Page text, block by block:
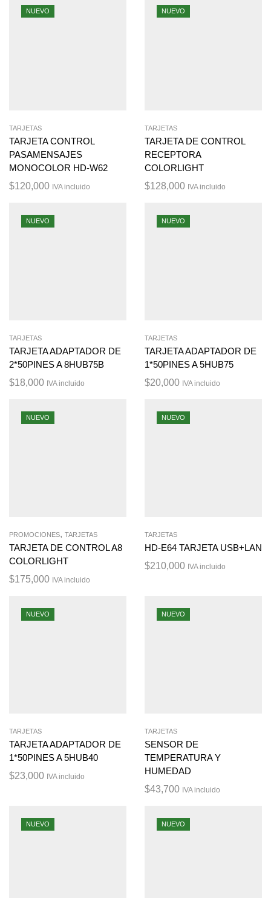
NUEVO
TARJETAS
TARJETA CONTROL
PASAMENSAJES
MONOCOLOR HD-W62
$120,000 IVA incluido
NUEVO
TARJETAS
TARJETA DE CONTROL
RECEPTORA
COLORLIGHT
$128,000 IVA incluido
NUEVO
TARJETAS
TARJETA ADAPTADOR DE
2*50PINES A 8HUB75B
$18,000 IVA incluido
NUEVO
TARJETAS
TARJETA ADAPTADOR DE
1*50PINES A 5HUB75
$20,000 IVA incluido
NUEVO
PROMOCIONES, TARJETAS
TARJETA DE CONTROL A8
COLORLIGHT
$175,000 IVA incluido
NUEVO
TARJETAS
HD-E64 TARJETA USB+LAN
$210,000 IVA incluido
NUEVO
TARJETAS
TARJETA ADAPTADOR DE
1*50PINES A 5HUB40
$23,000 IVA incluido
NUEVO
TARJETAS
SENSOR DE
TEMPERATURA Y
HUMEDAD
$43,700 IVA incluido
NUEVO NUEVO